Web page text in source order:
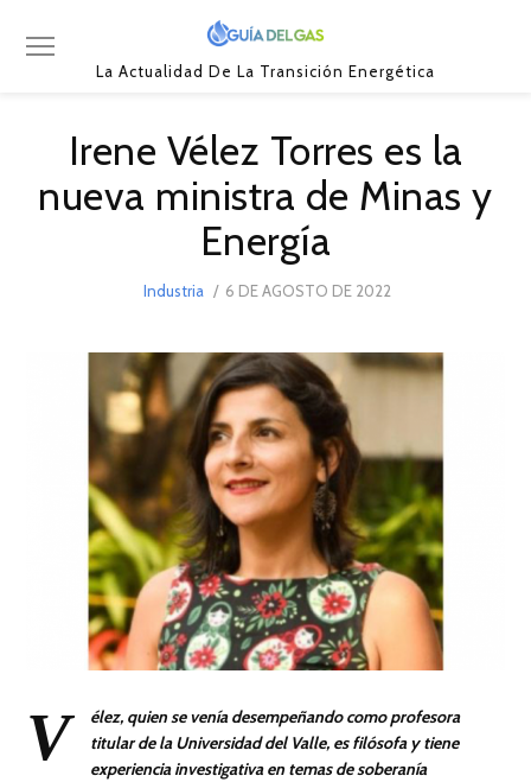
La Actualidad De La Transición Energética
Irene Vélez Torres es la
nueva ministra de Minas y
Energía
Industria
POSTED
6 DE AGOSTO DE 2022
DE
2022
V
élez, quien se venía desempeñando como profesora
titular de la Universidad del Valle, es filósofa y tiene
experiencia investigativa en temas de soberanía